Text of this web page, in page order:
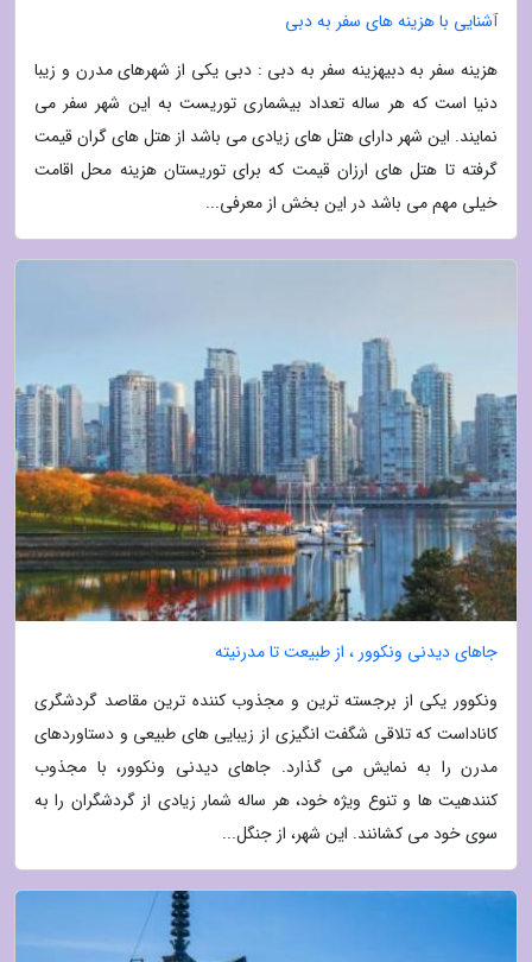
آشنایی با هزینه های سفر به دبی
هزینه سفر به دبیهزینه سفر به دبی : دبی یکی از شهرهای مدرن و زیبا
دنیا است که هر ساله تعداد بیشماری توریست به این شهر سفر می
نمایند. این شهر دارای هتل های زیادی می باشد از هتل های گران قیمت
گرفته تا هتل های ارزان قیمت که برای توریستان هزینه محل اقامت
خیلی مهم می باشد در این بخش از معرفی...
جاهای دیدنی ونکوور ، از طبیعت تا مدرنیته
ونکوور یکی از برجسته ترین و مجذوب کننده ترین مقاصد گردشگری
کاناداست که تلاقی شگفت انگیزی از زیبایی های طبیعی و دستاوردهای
مدرن را به نمایش می گذارد. جاهای دیدنی ونکوور، با مجذوب
کنندهیت ها و تنوع ویژه خود، هر ساله شمار زیادی از گردشگران را به
سوی خود می کشانند. این شهر، از جنگل...